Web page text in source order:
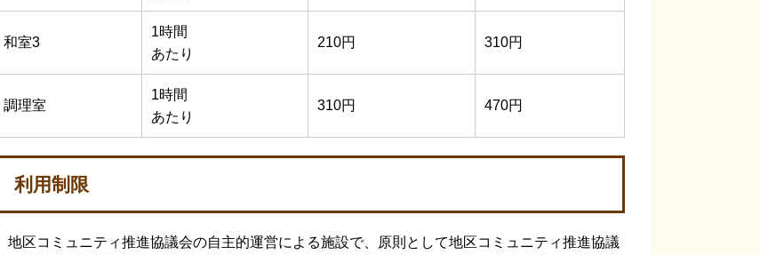
和室3
1時間
あたり
210円 310円
調理室
1時間
あたり
310円 470円
利用制限
地区コミュニティ推進協議会の自主的運営による施設で、原則として地区コミュニティ推進協議